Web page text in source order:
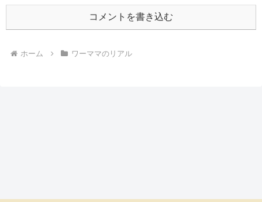
コメントを書き込む
ホーム ワーママのリアル